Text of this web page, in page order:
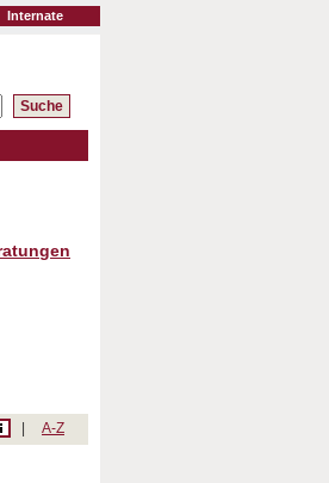
Internate
A-Z